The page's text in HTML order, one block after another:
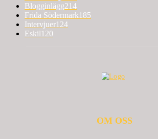
Blogginlägg214
Frida Södermark185
Intervjuer124
Eskil120
OM OSS